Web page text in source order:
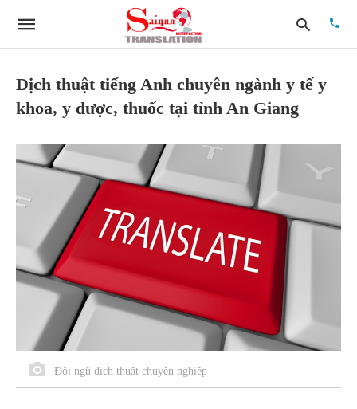
Dịch thuật tiếng Anh chuyên ngành y tế y
khoa, y dược, thuốc tại tỉnh An Giang
Đội ngũ dịch thuật chuyên nghiệp